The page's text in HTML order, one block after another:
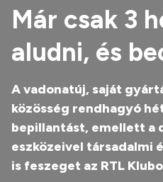
Már csak 3
aludni, és
A vadonatúj, saját
közösség rendhagyó
bepillantást, emellett a
eszközeivel társadalmi
is feszeget az RTL